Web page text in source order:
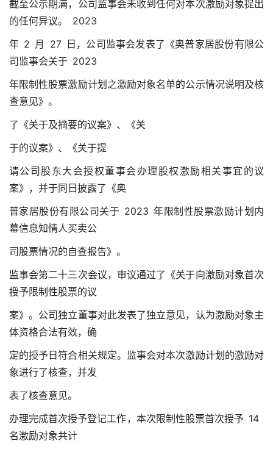
截至公示期满，公司监事会未收到任何对本次激励对象提出
的任何异议。 2023
年 2 月 27 日，公司监事会发表了《奥普家居股份有限公
司监事会关于 2023
年限制性股票激励计划之激励对象名单的公示情况说明及核
查意见》。
了《关于及摘要的议案》、《关
于的议案》、《关于提
请公司股东大会授权董事会办理股权激励相关事宜的议
案》，并于同日披露了《奥
普家居股份有限公司关于 2023 年限制性股票激励计划内
幕信息知情人买卖公
司股票情况的自查报告》。
监事会第二十三次会议，审议通过了《关于向激励对象首次
授予限制性股票的议
案》。公司独立董事对此发表了独立意见，认为激励对象主
体资格合法有效，确
定的授予日符合相关规定。监事会对本次激励计划的激励对
象进行了核查，并发
表了核查意见。
办理完成首次授予登记工作，本次限制性股票首次授予 14
名激励对象共计